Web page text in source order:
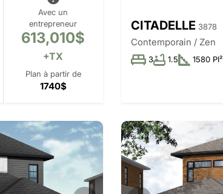
Avec un
entrepreneur
613,010$
+TX
Plan à partir de
1740$
CITADELLE 3878
Contemporain / Zen
3 1.5 1580 PI²